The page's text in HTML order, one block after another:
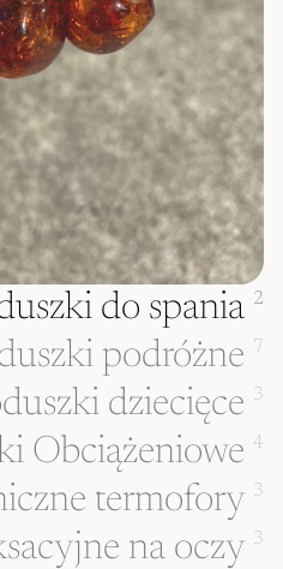
do spania 2
podróżne 7
dziecięce 3
Obciążeniowe 4
termofory 3
na oczy 3